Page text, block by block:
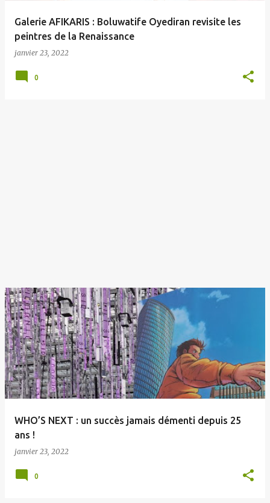
Galerie AFIKARIS : Boluwatife Oyediran revisite les
peintres de la Renaissance
janvier 23, 2022
0
WHO’S NEXT : un succès jamais démenti depuis 25
ans !
janvier 23, 2022
0